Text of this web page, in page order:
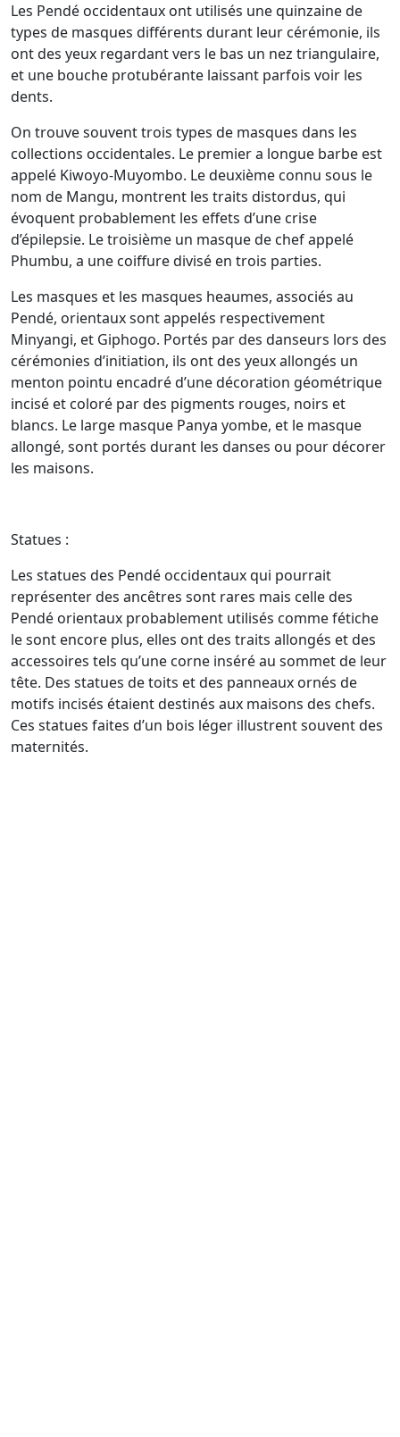
Les Pendé occidentaux ont utilisés une quinzaine de
types de masques différents durant leur cérémonie, ils
ont des yeux regardant vers le bas un nez triangulaire,
et une bouche protubérante laissant parfois voir les
dents.
On trouve souvent trois types de masques dans les
collections occidentales. Le premier a longue barbe est
appelé Kiwoyo-Muyombo. Le deuxième connu sous le
nom de Mangu, montrent les traits distordus, qui
évoquent probablement les effets d’une crise
d’épilepsie. Le troisième un masque de chef appelé
Phumbu, a une coiffure divisé en trois parties.
Les masques et les masques heaumes, associés au
Pendé, orientaux sont appelés respectivement
Minyangi, et Giphogo. Portés par des danseurs lors des
cérémonies d’initiation, ils ont des yeux allongés un
menton pointu encadré d’une décoration géométrique
incisé et coloré par des pigments rouges, noirs et
blancs. Le large masque Panya yombe, et le masque
allongé, sont portés durant les danses ou pour décorer
les maisons.
Statues :
Les statues des Pendé occidentaux qui pourrait
représenter des ancêtres sont rares mais celle des
Pendé orientaux probablement utilisés comme fétiche
le sont encore plus, elles ont des traits allongés et des
accessoires tels qu’une corne inséré au sommet de leur
tête. Des statues de toits et des panneaux ornés de
motifs incisés étaient destinés aux maisons des chefs.
Ces statues faites d’un bois léger illustrent souvent des
maternités.